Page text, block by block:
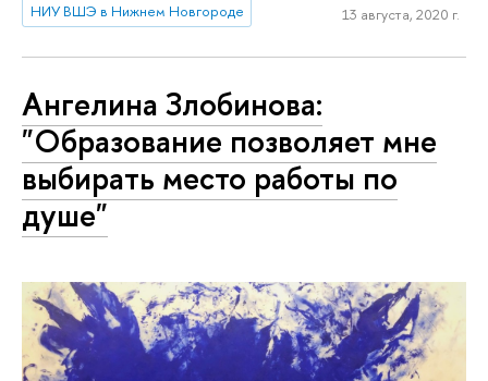
НИУ ВШЭ в Нижнем Новгороде 13 августа, 2020 г.
Ангелина Злобинова:
"Образование позволяет мне
выбирать место работы по
душе"